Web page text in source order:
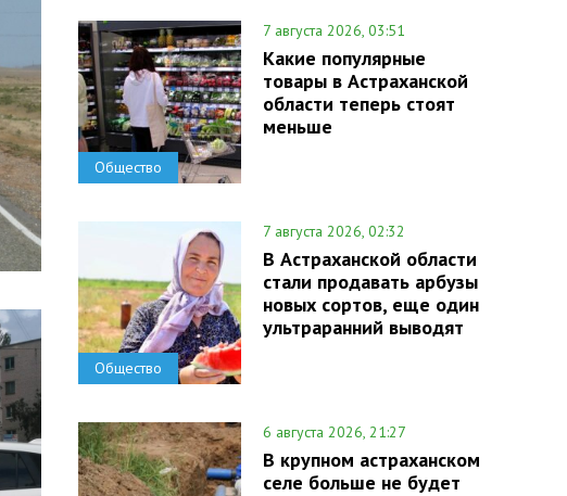
Общество
7 августа 2026, 03:51
Какие популярные
товары в Астраханской
области теперь стоят
меньше
Общество
7 августа 2026, 02:32
В Астраханской области
стали продавать арбузы
новых сортов, еще один
ультраранний выводят
6 августа 2026, 21:27
В крупном астраханском
селе больше не будет